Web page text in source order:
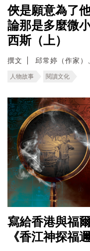
俠是願意為了
論那是多麼微
西斯（上）
撰文 邱常婷（作家）
人物故事 閱讀文化
寫給香港與福
《香江神探福